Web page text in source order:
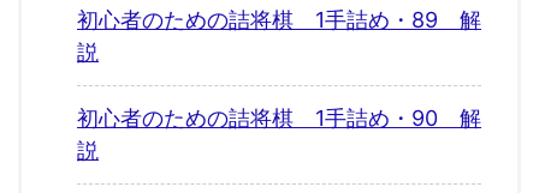
初心者のための詰将棋 1手詰め・89 解
説
初心者のための詰将棋 1手詰め・90 解
説